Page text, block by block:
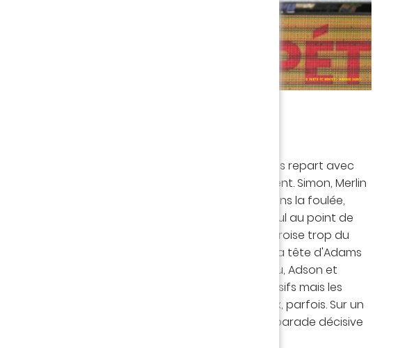
Pas de changement au retour des vestiaires. Nantes repart avec
toujours de bonnes intentions offensives notamment. Simon, Merlin
et Abline combinent, en vain (49'). pratiquement dans la foulée,
Moutoussamy et les Canaris manquent le break. Seul au point de
penalty, le numéro 8 nantais feinte la frappe puis croise trop du
droit (51'). Le MHSC tente à nouveau de réagir mais la tête d'Adams
manque de puissance (54'). Peu avant l'heure de jeu, Adson et
Bamba font leur entrée en jeu (57'). Des choix offensifs mais les
protégés de Michel Der Zakarian restent dangereux, parfois. Sur un
coup de pied arrêté, Savanier oblige Lafont à une parade décisive